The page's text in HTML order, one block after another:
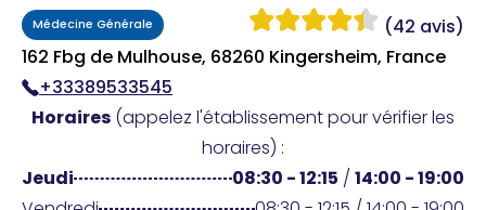
Pour les patients
Pharmacien
Connexion
Médecine Générale
(42 avis)
162 Fbg de Mulhouse, 68260 Kingersheim, France
+33389533545
Horaires (appelez l'établissement pour vérifier les
horaires) :
Jeudi
08:30 - 12:15 / 14:00 - 19:00